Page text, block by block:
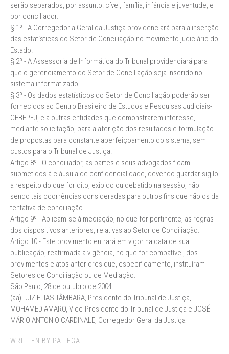
serão separados, por assunto: cível, família, infância e juventude, e
por conciliador.
§ 1º - A Corregedoria Geral da Justiça providenciará para a inserção
das estatísticas do Setor de Conciliação no movimento judiciário do
Estado.
§ 2º - A Assessoria de Informática do Tribunal providenciará para
que o gerenciamento do Setor de Conciliação seja inserido no
sistema informatizado.
§ 3º - Os dados estatísticos do Setor de Conciliação poderão ser
fornecidos ao Centro Brasileiro de Estudos e Pesquisas Judiciais-
CEBEPEJ, e a outras entidades que demonstrarem interesse,
mediante solicitação, para a aferição dos resultados e formulação
de propostas para constante aperfeiçoamento do sistema, sem
custos para o Tribunal de Justiça.
Artigo 8º - O conciliador, as partes e seus advogados ficam
submetidos à cláusula de confidencialidade, devendo guardar sigilo
a respeito do que for dito, exibido ou debatido na sessão, não
sendo tais ocorrências consideradas para outros fins que não os da
tentativa de conciliação.
Artigo 9º - Aplicam-se à mediação, no que for pertinente, as regras
dos dispositivos anteriores, relativas ao Setor de Conciliação.
Artigo 10 - Este provimento entrará em vigor na data de sua
publicação, reafirmada a vigência, no que for compatível, dos
provimentos e atos anteriores que, especificamente, instituíram
Setores de Conciliação ou de Mediação.
São Paulo, 28 de outubro de 2004.
(aa)LUIZ ELIAS TÂMBARA, Presidente do Tribunal de Justiça,
MOHAMED AMARO, Vice-Presidente do Tribunal de Justiça e JOSÉ
MÁRIO ANTONIO CARDINALE, Corregedor Geral da Justiça
WRITTEN BY PAILEGAL.